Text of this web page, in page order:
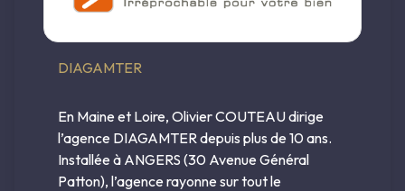
DIAGAMTER
En Maine et Loire, Olivier COUTEAU dirige
l’agence DIAGAMTER depuis plus de 10 ans.
Installée à ANGERS (30 Avenue Général
Patton), l’agence rayonne sur tout le